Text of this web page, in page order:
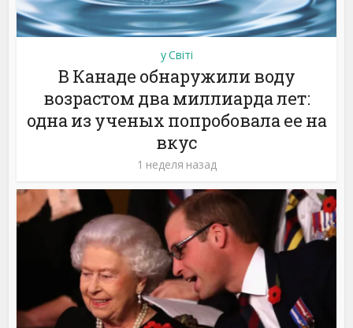
у Світі
В Канаде обнаружили воду
возрастом два миллиарда лет:
одна из ученых попробовала ее на
вкус
1 неделя назад